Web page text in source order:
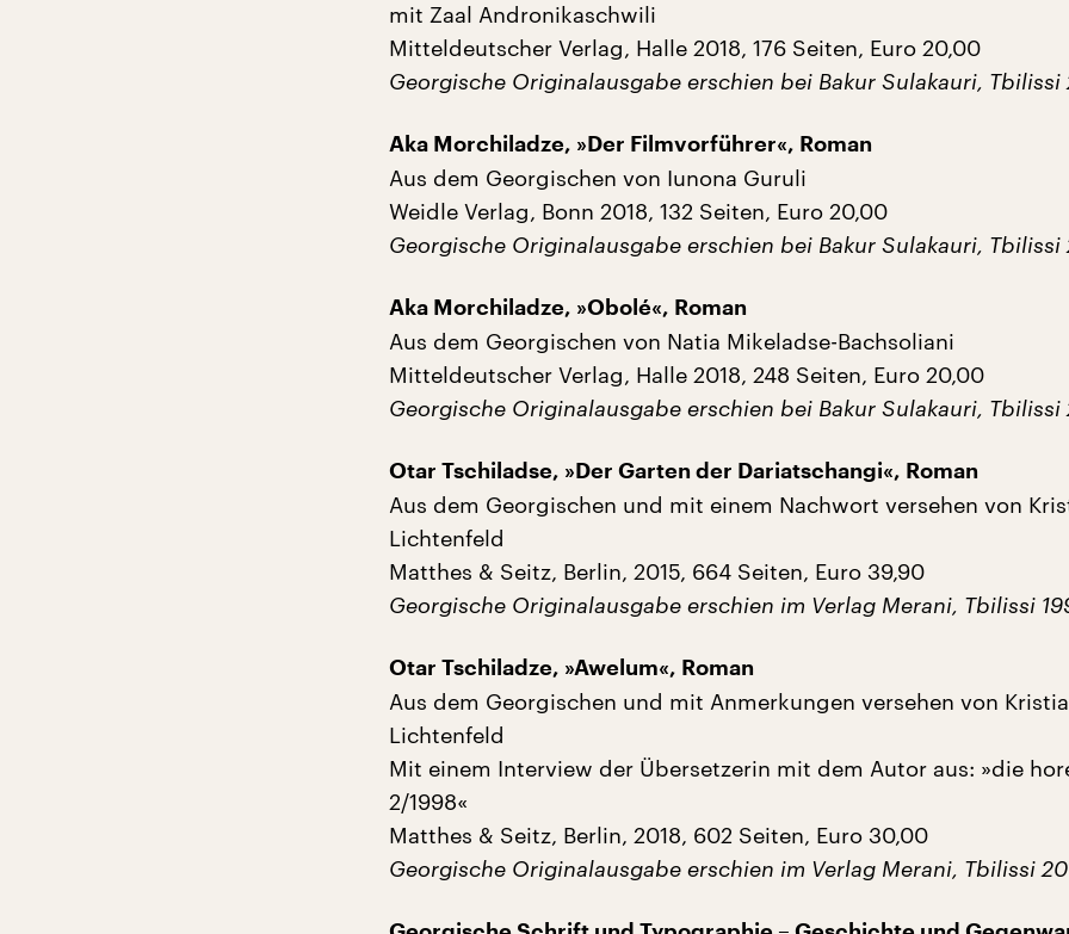
mit Zaal Andronikaschwili
Mitteldeutscher Verlag, Halle 2018, 176 Seiten, Euro 20,00
Georgische Originalausgabe erschien bei Bakur Sulakauri, Tbilissi
Aka Morchiladze, »Der Filmvorführer«, Roman
Aus dem Georgischen von Iunona Guruli
Weidle Verlag, Bonn 2018, 132 Seiten, Euro 20,00
Georgische Originalausgabe erschien bei Bakur Sulakauri, Tbilissi
Aka Morchiladze, »Obolé«, Roman
Aus dem Georgischen von Natia Mikeladse-Bachsoliani
Mitteldeutscher Verlag, Halle 2018, 248 Seiten, Euro 20,00
Georgische Originalausgabe erschien bei Bakur Sulakauri, Tbilissi
Otar Tschiladse, »Der Garten der Dariatschangi«, Roman
Aus dem Georgischen und mit einem Nachwort versehen von
Lichtenfeld
Matthes & Seitz, Berlin, 2015, 664 Seiten, Euro 39,90
Georgische Originalausgabe erschien im Verlag Merani, Tbilissi
Otar Tschiladze, »Awelum«, Roman
Aus dem Georgischen und mit Anmerkungen versehen von
Lichtenfeld
Mit einem Interview der Übersetzerin mit dem Autor aus: »die
2/1998«
Matthes & Seitz, Berlin, 2018, 602 Seiten, Euro 30,00
Georgische Originalausgabe erschien im Verlag Merani, Tbilissi